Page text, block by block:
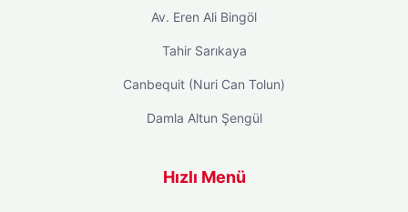
Av. Eren Ali Bingöl
Tahir Sarıkaya
Canbequit (Nuri Can Tolun)
Damla Altun Şengül
Hızlı Menü